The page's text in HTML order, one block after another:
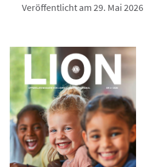
Veröffentlicht am 29. Mai 2026